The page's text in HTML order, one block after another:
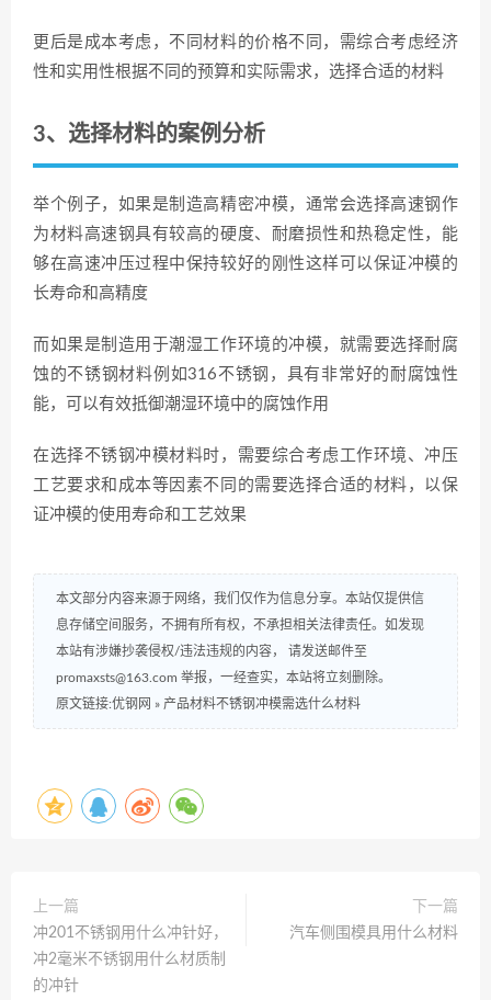
更后是成本考虑，不同材料的价格不同，需综合考虑经济
性和实用性根据不同的预算和实际需求，选择合适的材料
3、选择材料的案例分析
举个例子，如果是制造高精密冲模，通常会选择高速钢作
为材料高速钢具有较高的硬度、耐磨损性和热稳定性，能
够在高速冲压过程中保持较好的刚性这样可以保证冲模的
长寿命和高精度
而如果是制造用于潮湿工作环境的冲模，就需要选择耐腐
蚀的不锈钢材料例如316不锈钢，具有非常好的耐腐蚀性
能，可以有效抵御潮湿环境中的腐蚀作用
在选择不锈钢冲模材料时，需要综合考虑工作环境、冲压
工艺要求和成本等因素不同的需要选择合适的材料，以保
证冲模的使用寿命和工艺效果
本文部分内容来源于网络，我们仅作为信息分享。本站仅提供信
息存储空间服务，不拥有所有权，不承担相关法律责任。如发现
本站有涉嫌抄袭侵权/违法违规的内容， 请发送邮件至
promaxsts@163.com 举报，一经查实，本站将立刻删除。
原文链接:优钢网 » 产品材料不锈钢冲模需选什么材料
上一篇
冲201不锈钢用什么冲针好，
冲2毫米不锈钢用什么材质制
的冲针
下一篇
汽车侧围模具用什么材料